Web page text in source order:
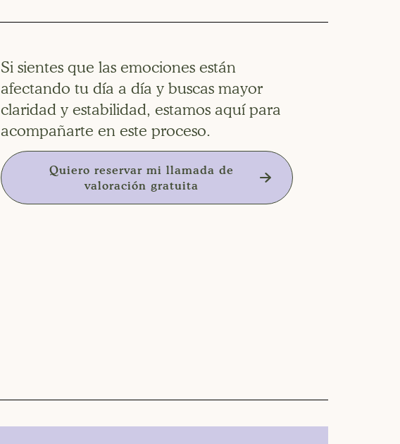
Si sientes que las emociones están
afectando tu día a día y buscas mayor
claridad y estabilidad, estamos aquí para
acompañarte en este proceso.
Quiero reservar mi llamada de
valoración gratuita